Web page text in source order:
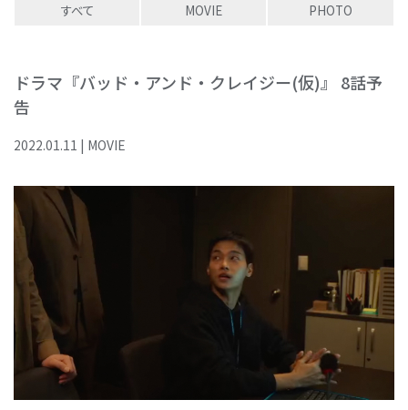
すべて MOVIE PHOTO
ドラマ『バッド・アンド・クレイジー(仮)』 8話予
告
2022.01.11 | MOVIE